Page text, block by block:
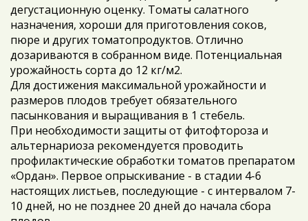
дегустационную оценку. Томаты салатного
назначения, хороши для приготовления соков,
пюре и других томатопродуктов. Отлично
дозариваются в собранном виде. Потенциальная
урожайность сорта до 12 кг/м2.
Для достижения максимальной урожайности и
размеров плодов требует обязательного
пасынкования и выращивания в 1 стебель.
При необходимости защиты от фитофтороза и
альтернариоза рекомендуется проводить
профилактические обработки томатов препаратом
«Ордан». Первое опрыскивание - в стадии 4-6
настоящих листьев, последующие - с интервалом 7-
10 дней, но не позднее 20 дней до начала сбора